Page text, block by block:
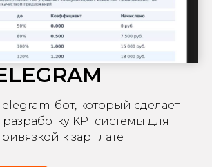
бот, который сделает
KPI системы для
к зарплате